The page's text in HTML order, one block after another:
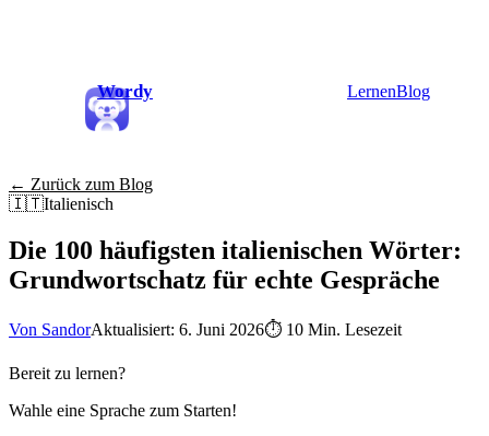
Wordy LernenBlog
← Zurück zum Blog
🇮🇹Italienisch
Die 100 häufigsten italienischen Wörter:
Grundwortschatz für echte Gespräche
Von SandorAktualisiert: 6. Juni 2026⏱ 10 Min. Lesezeit
Bereit zu lernen?
Wahle eine Sprache zum Starten!